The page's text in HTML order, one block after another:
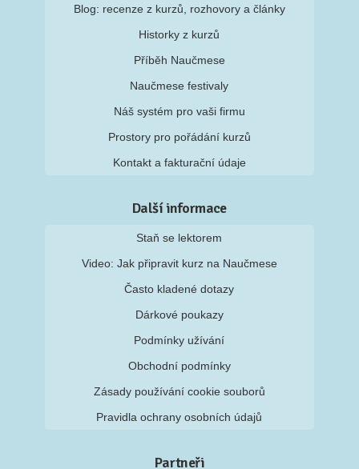
Blog: recenze z kurzů, rozhovory a články
Historky z kurzů
Příběh Naučmese
Naučmese festivaly
Náš systém pro vaši firmu
Prostory pro pořádání kurzů
Kontakt a fakturační údaje
Další informace
Staň se lektorem
Video: Jak připravit kurz na Naučmese
Často kladené dotazy
Dárkové poukazy
Podmínky užívání
Obchodní podmínky
Zásady používání cookie souborů
Pravidla ochrany osobních údajů
Partneři